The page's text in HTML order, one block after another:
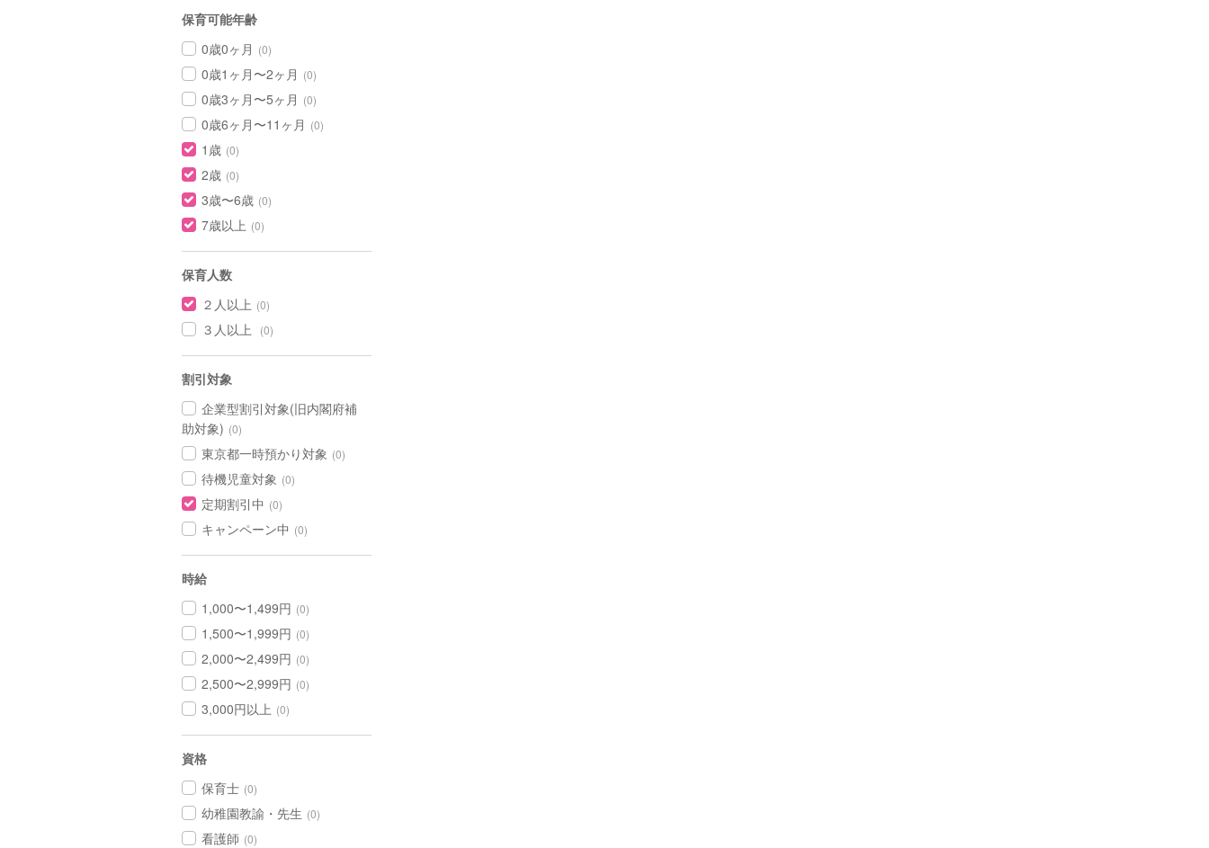
保育可能年齢
0歳0ヶ月 (0)
0歳1ヶ月〜2ヶ月 (0)
0歳3ヶ月〜5ヶ月 (0)
0歳6ヶ月〜11ヶ月 (0)
1歳 (0)
2歳 (0)
3歳〜6歳 (0)
7歳以上 (0)
保育人数
２人以上 (0)
３人以上 (0)
割引対象
企業型割引対象(旧内閣府補
助対象) (0)
東京都一時預かり対象 (0)
待機児童対象 (0)
定期割引中 (0)
キャンペーン中 (0)
時給
1,000〜1,499円 (0)
1,500〜1,999円 (0)
2,000〜2,499円 (0)
2,500〜2,999円 (0)
3,000円以上 (0)
資格
保育士 (0)
幼稚園教諭・先生 (0)
看護師 (0)